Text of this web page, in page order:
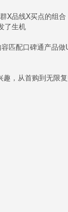
X品线X买点的组合
了生机
匹配口碑通产品做
，从首购到无限